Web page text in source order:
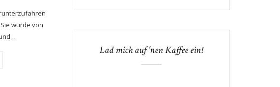
wurde von
Lad mich auf ‘nen Kaffee ein!